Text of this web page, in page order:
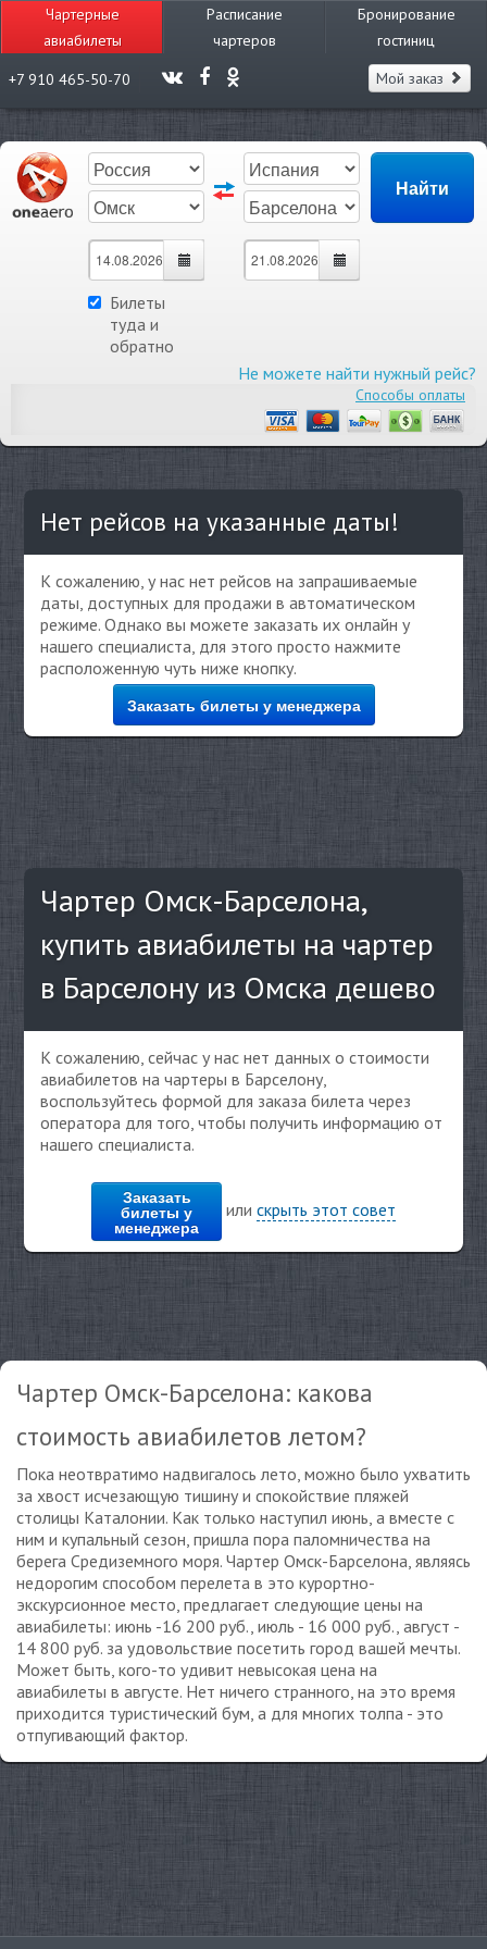
Чартерные
авиабилеты
Расписание
чартеров
Бронирование
гостиниц
+7 910 465-50-70
Мой заказ
Билеты
туда и
обратно
Не можете найти нужный рейс?
Способы оплаты
Нет рейсов на указанные даты!
К сожалению, у нас нет рейсов на запрашиваемые
даты, доступных для продажи в автоматическом
режиме. Однако вы можете заказать их онлайн у
нашего специалиста, для этого просто нажмите
расположенную чуть ниже кнопку.
Заказать билеты у менеджера
Чартер Омск-Барселона,
купить авиабилеты на чартер
в Барселону из Омска дешево
К сожалению, сейчас у нас нет данных о стоимости
авиабилетов на чартеры в Барселону,
воспользуйтесь формой для заказа билета через
оператора для того, чтобы получить информацию от
нашего специалиста.
Заказать
билеты у
менеджера
или скрыть этот совет
Чартер Омск-Барселона: какова
стоимость авиабилетов летом?
Пока неотвратимо надвигалось лето, можно было ухватить
за хвост исчезающую тишину и спокойствие пляжей
столицы Каталонии. Как только наступил июнь, а вместе с
ним и купальный сезон, пришла пора паломничества на
берега Средиземного моря. Чартер Омск-Барселона, являясь
недорогим способом перелета в это курортно-
экскурсионное место, предлагает следующие цены на
авиабилеты: июнь -16 200 руб., июль - 16 000 руб., август -
14 800 руб. за удовольствие посетить город вашей мечты.
Может быть, кого-то удивит невысокая цена на
авиабилеты в августе. Нет ничего странного, на это время
приходится туристический бум, а для многих толпа - это
отпугивающий фактор.